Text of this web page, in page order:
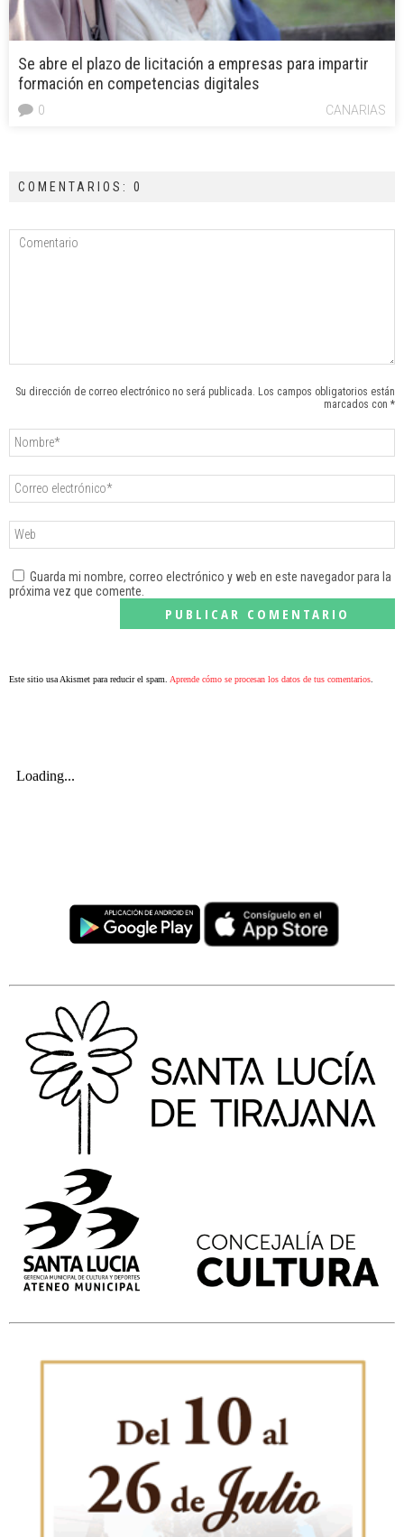
Se abre el plazo de licitación a empresas para impartir
formación en competencias digitales
CANARIAS
0
COMENTARIOS: 0
Su dirección de correo electrónico no será publicada. Los campos obligatorios están
marcados con *
Guarda mi nombre, correo electrónico y web en este navegador para la
próxima vez que comente.
Este sitio usa Akismet para reducir el spam. Aprende cómo se procesan los datos de tus comentarios